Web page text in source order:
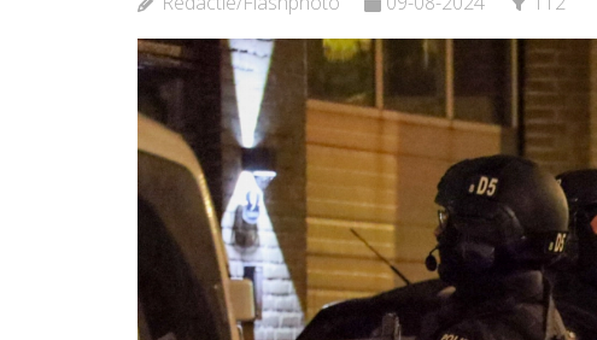
Bekijk de pagina